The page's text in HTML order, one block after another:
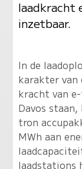
laadkracht
inzetbaar.
In de
karakter van
kracht van
Davos
tron
MWh aan
laadstations